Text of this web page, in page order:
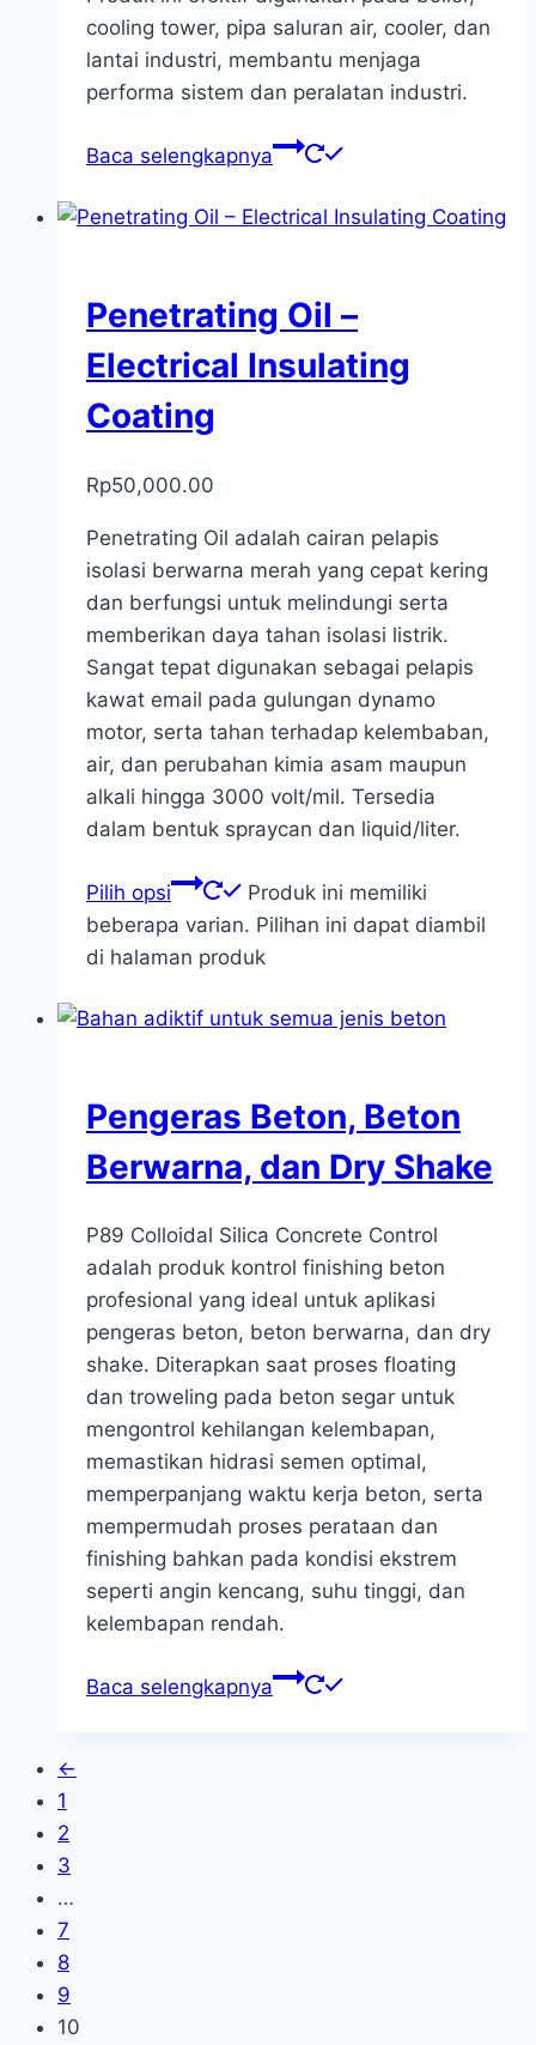
cooling tower, pipa saluran air, cooler, dan
lantai industri, membantu menjaga
performa sistem dan peralatan industri.
Baca selengkapnya
Penetrating Oil –
Electrical Insulating
Coating
Rp50,000.00
Penetrating Oil adalah cairan pelapis
isolasi berwarna merah yang cepat kering
dan berfungsi untuk melindungi serta
memberikan daya tahan isolasi listrik.
Sangat tepat digunakan sebagai pelapis
kawat email pada gulungan dynamo
motor, serta tahan terhadap kelembaban,
air, dan perubahan kimia asam maupun
alkali hingga 3000 volt/mil. Tersedia
dalam bentuk spraycan dan liquid/liter.
Pilih opsi
Produk ini memiliki
beberapa varian. Pilihan ini dapat diambil
di halaman produk
Pengeras Beton, Beton
Berwarna, dan Dry Shake
P89 Colloidal Silica Concrete Control
adalah produk kontrol finishing beton
profesional yang ideal untuk aplikasi
pengeras beton, beton berwarna, dan dry
shake. Diterapkan saat proses floating
dan troweling pada beton segar untuk
mengontrol kehilangan kelembapan,
memastikan hidrasi semen optimal,
memperpanjang waktu kerja beton, serta
mempermudah proses perataan dan
finishing bahkan pada kondisi ekstrem
seperti angin kencang, suhu tinggi, dan
kelembapan rendah.
Baca selengkapnya
←
1
2
3
…
7
8
9
10